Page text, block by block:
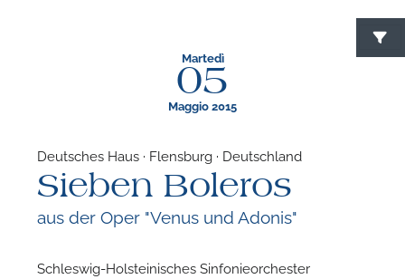
Martedì
05
Maggio 2015
Deutsches Haus · Flensburg · Deutschland
Sieben Boleros
aus der Oper "Venus und Adonis"
Schleswig-Holsteinisches Sinfonieorchester